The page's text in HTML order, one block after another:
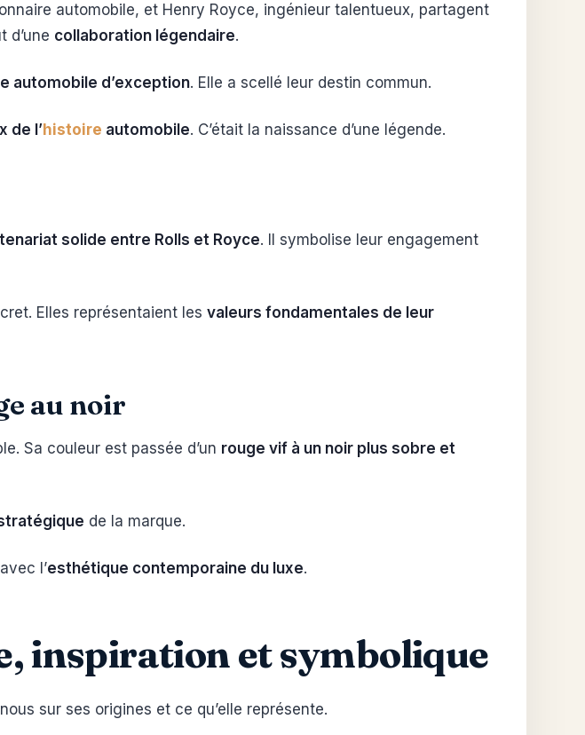
automobile, et Henry Royce, ingénieur talentueux, partagent
d’une collaboration légendaire.
automobile d’exception. Elle a scellé leur destin commun.
de l’histoire automobile. C’était la naissance d’une légende.
solide entre Rolls et Royce. Il symbolise leur engagement
Elles représentaient les valeurs fondamentales de leur
au noir
Sa couleur est passée d’un rouge vif à un noir plus sobre et
de la marque.
l’esthétique contemporaine du luxe.
inspiration et symbolique
sur ses origines et ce qu’elle représente.